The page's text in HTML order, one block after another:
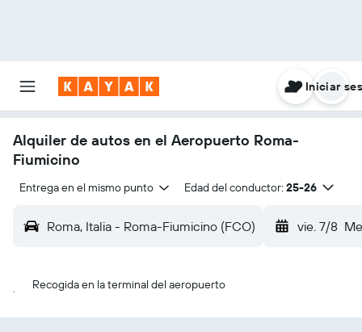
Iniciar
Alquiler de autos en el Aeropuerto Roma-
Fiumicino
Entrega en el mismo punto Edad del conductor: 25-26
Roma, Italia - Roma-Fiumicino (FCO) vie. 7/8
Recogida en la terminal del aeropuerto